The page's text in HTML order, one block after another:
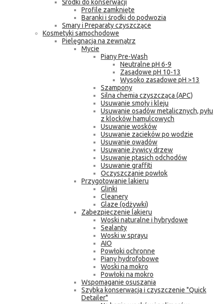
Środki do konserwacji
Profile zamknięte
Baranki i środki do podwozia
Smary i Preparaty czyszczące
Kosmetyki samochodowe
Pielęgnacja na zewnątrz
Mycie
Piany Pre-Wash
Neutralne pH 6-9
Zasadowe pH 10-13
Wysoko zasadowe pH >13
Szampony
Silna chemia czyszcząca (APC)
Usuwanie smoły i kleju
Usuwanie osadów metalicznych, pyłu
z klocków hamulcowych
Usuwanie wosków
Usuwanie zacieków po wodzie
Usuwanie owadów
Usuwanie żywicy drzew
Usuwanie ptasich odchodów
Usuwanie graffiti
Oczyszczanie powłok
Przygotowanie lakieru
Glinki
Cleanery
Glaze (odżywki)
Zabezpieczenie lakieru
Woski naturalne i hybrydowe
Sealanty
Woski w sprayu
AIO
Powłoki ochronne
Piany hydrofobowe
Woski na mokro
Powłoki na mokro
Wspomaganie osuszania
Szybka konserwacja i czyszczenie "Quick
Detailer"